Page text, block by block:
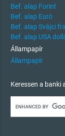
Bef. alap Forint
Bef. alap Euró
Bef. alap Svájci
Bef. alap USA
Állampapír
Állampapír
Keressen a banki